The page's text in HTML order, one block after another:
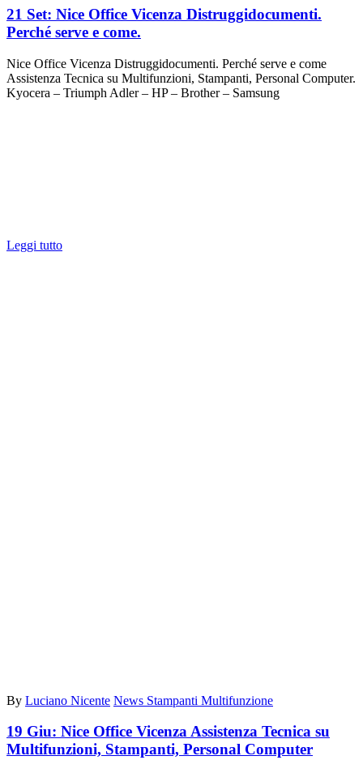
21 Set: Nice Office Vicenza Distruggidocumenti.
Perché serve e come.
Nice Office Vicenza Distruggidocumenti. Perché serve e come
Assistenza Tecnica su Multifunzioni, Stampanti, Personal Computer.
Kyocera – Triumph Adler – HP – Brother – Samsung
Leggi tutto
By Luciano Nicente News Stampanti Multifunzione
19 Giu: Nice Office Vicenza Assistenza Tecnica su
Multifunzioni, Stampanti, Personal Computer